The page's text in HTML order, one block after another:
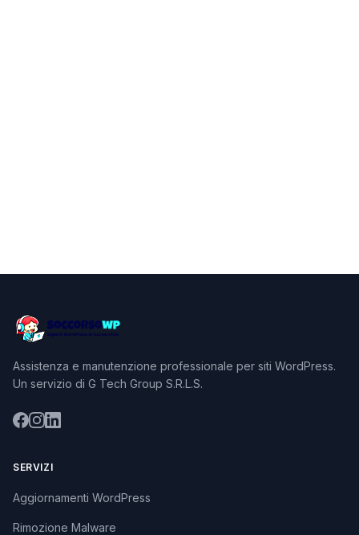
Assistenza e manutenzione professionale per siti WordPress.
Un servizio di G Tech Group S.R.L.S.
SERVIZI
Aggiornamenti WordPress
Rimozione Malware